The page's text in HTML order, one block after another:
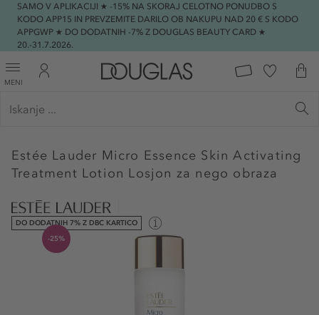
SAMO V APLIKACIJI ★ -15% NA SKORAJ CELOTNO PONUDBO S
KODO APP15 IN PREVZEMITE DARILO OB NAKUPU NAD 20 € S KODO
APPGWP ★ DO DODATNIH -7% Z DOUGLAS BEAUTY CARD ★
20.-31.7.2026.
MENI
Estée Lauder Micro Essence Skin Activating
Treatment Lotion Losjon za nego obraza
DO DODATNIH 7% Z DBC KARTICO
-25%